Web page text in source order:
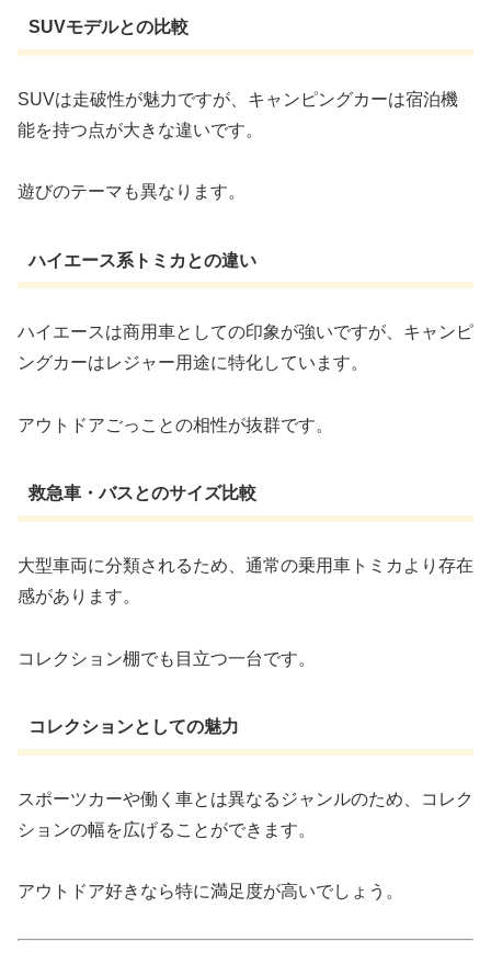
SUVモデルとの比較
SUVは走破性が魅力ですが、キャンピングカーは宿泊機
能を持つ点が大きな違いです。
遊びのテーマも異なります。
ハイエース系トミカとの違い
ハイエースは商用車としての印象が強いですが、キャンピ
ングカーはレジャー用途に特化しています。
アウトドアごっことの相性が抜群です。
救急車・バスとのサイズ比較
大型車両に分類されるため、通常の乗用車トミカより存在
感があります。
コレクション棚でも目立つ一台です。
コレクションとしての魅力
スポーツカーや働く車とは異なるジャンルのため、コレク
ションの幅を広げることができます。
アウトドア好きなら特に満足度が高いでしょう。